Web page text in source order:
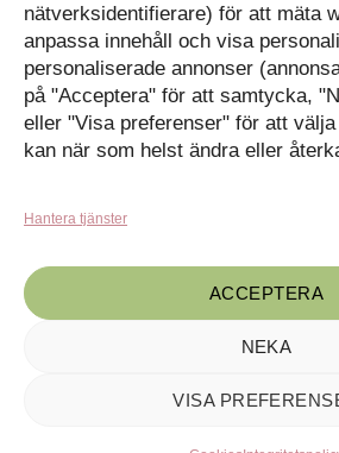
nätverksidentifierare) för att mäta
anpassa innehåll och visa
personaliserade annonser
på "Acceptera" för att samtycka,
eller "Visa preferenser" för att
kan när som helst ändra eller
Hantera tjänster
ACCEPTERA
NEKA
VISA
Inga produkter i varukorgen.
GÅ TILLBAKA TILL
BUTIKEN
Med
Kunskapat, C/o Angry Creative AB,